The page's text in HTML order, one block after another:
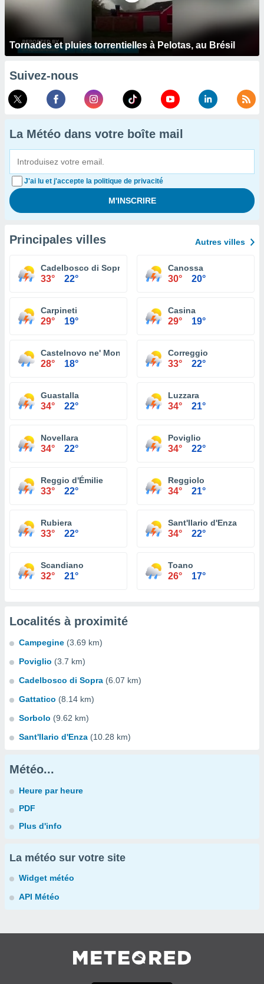
Tornades et pluies torrentielles à Pelotas, au Brésil
Suivez-nous
La Météo dans votre boîte mail
J'ai lu et j'accepte la politique de privacité
Principales villes Autres villes
Cadelbosco di Sopra
33° 22°
Canossa
30° 20°
Carpineti
29° 19°
Casina
29° 19°
Castelnovo ne' Monti
28° 18°
Correggio
33° 22°
Guastalla
34° 22°
Luzzara
34° 21°
Novellara
34° 22°
Poviglio
34° 22°
Reggio d'Émilie
33° 22°
Reggiolo
34° 21°
Rubiera
33° 22°
Sant'Ilario d'Enza
34° 22°
Scandiano
32° 21°
Toano
26° 17°
Localités à proximité
Campegine (3.69 km)
Poviglio (3.7 km)
Cadelbosco di Sopra (6.07 km)
Gattatico (8.14 km)
Sorbolo (9.62 km)
Sant'Ilario d'Enza (10.28 km)
Météo...
Heure par heure
PDF
Plus d'info
La météo sur votre site
Widget météo
API Météo